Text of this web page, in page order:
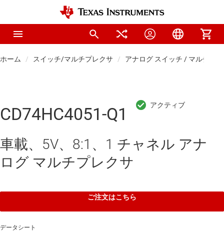
ホーム スイッチ/マルチプレクサ アナログ スイッチ / マルチプ
CD74HC4051-Q1
車載、5V、8:1、1 チャネル アナ
ログ マルチプレクサ
ご注文はこちら
データシート